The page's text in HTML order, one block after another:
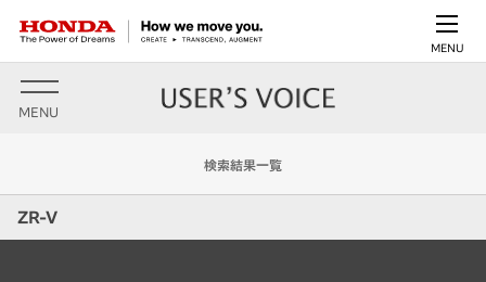
MENU
MENU
検索結果一覧
ZR-V